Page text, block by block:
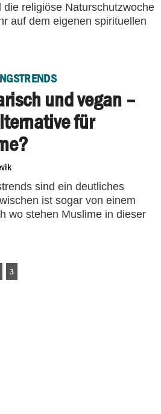
religiöse Naturschutzwoche
auf dem eigenen spirituellen
und vegan –
für
sind ein deutliches
ist sogar von einem
wo stehen Muslime in dieser
3